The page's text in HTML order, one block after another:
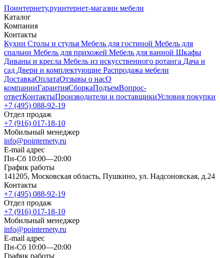
Поинтернету.руинтернет-магазин мебели
Каталог
Компания
Контакты
Кухни Столы и стулья Мебель для гостиной Мебель для
спальни Мебель для прихожей Мебель для ванной Шкафы
Диваны и кресла Мебель из искусственного ротанга Дача и
сад Двери и комплектующие Распродажа мебели
ДоставкаОплатаОтзывы о насО
компанииГарантияСборкаПодъемВопрос-
ответКонтактыПроизводители и поставщикиУсловия покупки
+7 (495) 088-92-19
Отдел продаж
+7 (916) 017-18-10
Мобильный менеджер
info@pointernety.ru
E-mail адрес
Пн-Сб 10:00—20:00
График работы
141205, Московская область, Пушкино, ул. Надсоновская, д.24
Контакты
+7 (495) 088-92-19
Отдел продаж
+7 (916) 017-18-10
Мобильный менеджер
info@pointernety.ru
E-mail адрес
Пн-Сб 10:00—20:00
График работы